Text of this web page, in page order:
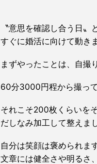
〝意思を確認し合う日
すぐに婚活に向けて動き
まずやったことは、自撮
60分3000円程から撮っ
それこそ200枚くらいを
だしなみ加工して整えま
自分は笑顔は褒められま
文章には健全さや明るさ